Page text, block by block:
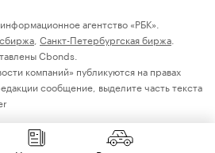
агентство «РБК».
Санкт-Петербургская биржа
Cbonds.
компаний» публикуются на правах
сообщение, выделите часть текста